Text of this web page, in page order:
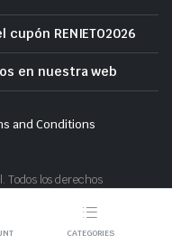
RENIETO2026
en nuestra web
and Conditions
los derechos
CATEGORIES